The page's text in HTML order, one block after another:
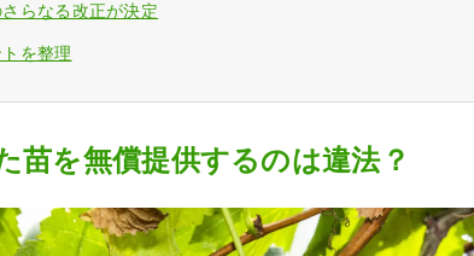
らなる改正が決定
を整理
苗を無償提供するのは違法？